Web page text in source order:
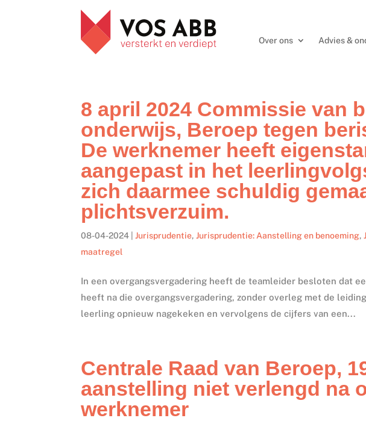
Over ons Advies &
8 april 2024 Commissie van
onderwijs, Beroep tegen
De werknemer heeft
aangepast in het
zich daarmee schuldig
plichtsverzuim.
08-04-2024 |Jurisprudentie,Jurisprudentie: Aanstelling en benoeming,
maatregel
In een overgangsvergadering heeft de teamleider besloten dat
heeft na die overgangsvergadering, zonder overleg met de
leerling opnieuw nagekeken en vervolgens de cijfers van een...
Centrale Raad van Beroep,
aanstelling niet verlengd na
werknemer